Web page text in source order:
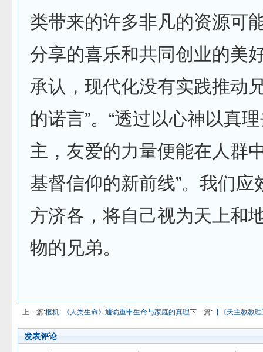
类带来的许多非凡的资源可
分享的喜乐和共同创业的美
承认，现代化没有实践推动
的诺言”。“透过以心神以真
主，友爱的力量便能在人群
基督信仰的新前线”。我们应
方济各，将自己视为天上和
物的兄弟。
上一篇:枢机: 《人类生命》通谕重申生命与家庭的真理下一篇: 【《天主教教
发表评论